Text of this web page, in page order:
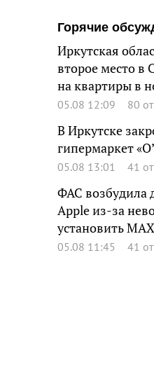
Горячие
Иркутская
второе место в
на квартиры в
05.08 12:09 80
В Иркутске
гипермаркет
05.08 13:01 41
ФАС возбудила
Apple из-за
установить
05.08 11:45 41